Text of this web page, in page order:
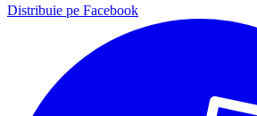
Distribuie pe Facebook